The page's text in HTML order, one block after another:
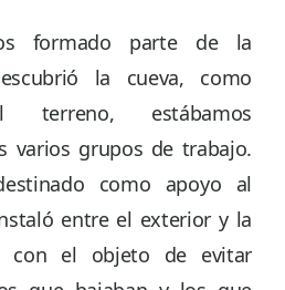
formado parte de la
la cueva, como
terreno, estábamos
varios grupos de trabajo.
como apoyo al
entre el exterior y la
con el objeto de evitar